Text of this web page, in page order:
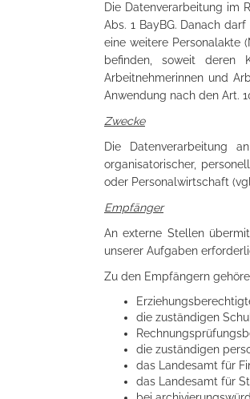
Die Datenverarbeitung im
Abs. 1 BayBG. Danach
eine weitere Personalakte
befinden, soweit
Arbeitnehmerinnen und
Anwendung nach den Art.
Zwecke
Die Datenverarbeitung
organisatorischer,
oder Personalwirtschaft
Empfänger
An externe Stellen
unserer Aufgaben
Zu den Empfängern
die zuständigen
die zuständigen
das Landesamt für
das Landesamt für